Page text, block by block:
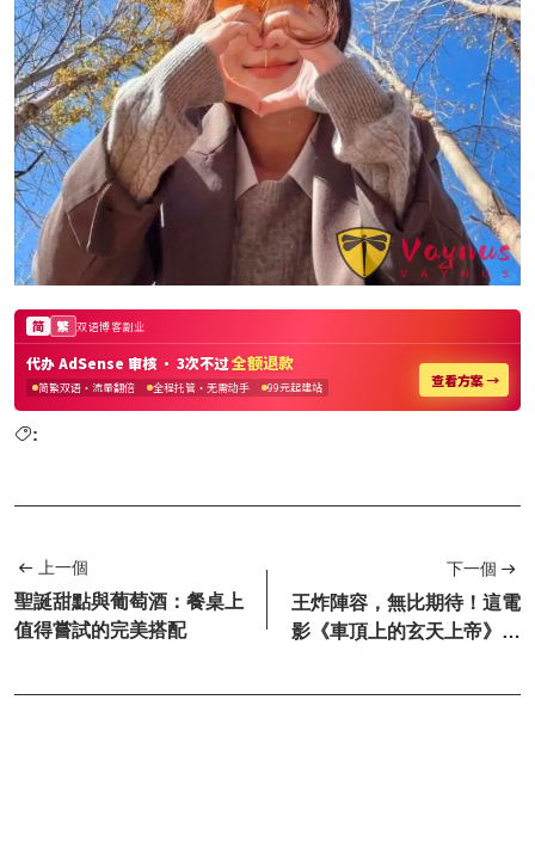
:
上一個
聖誕甜點與葡萄酒：餐桌上
值得嘗試的完美搭配
下一個
王炸陣容，無比期待！這電
影《車頂上的玄天上帝》看